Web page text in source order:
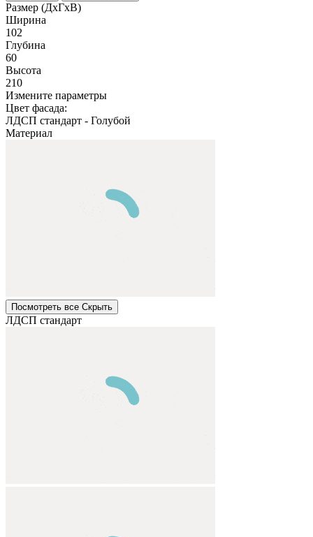
Размер (ДхГхВ)
Ширина
102
Глубина
60
Высота
210
Измените параметры
Цвет фасада:
ЛДСП стандарт - Голубой
Материал
Посмотреть все Cкрыть
ЛДСП стандарт